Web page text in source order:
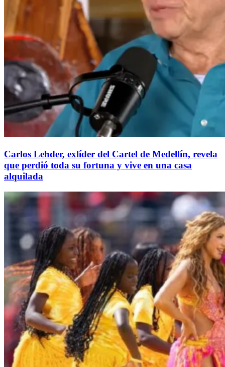
Carlos Lehder, exlíder del Cartel de Medellín, revela
que perdió toda su fortuna y vive en una casa
alquilada